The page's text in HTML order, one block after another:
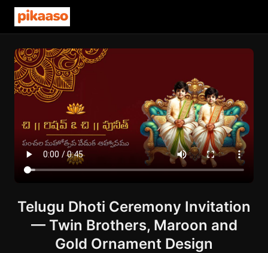
Telugu Dhoti Ceremony Invitation
— Twin Brothers, Maroon and
Gold Ornament Design